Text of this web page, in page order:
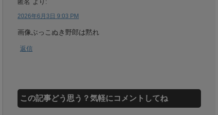
匿名 より:
2026年6月3日 9:03 PM
画像ぶっこぬき野郎は黙れ
返信
この記事どう思う？気軽にコメントしてね